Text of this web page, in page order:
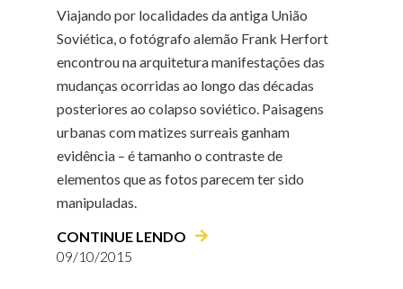
Viajando por localidades da antiga União
Soviética, o fotógrafo alemão Frank Herfort
encontrou na arquitetura manifestações das
mudanças ocorridas ao longo das décadas
posteriores ao colapso soviético. Paisagens
urbanas com matizes surreais ganham
evidência – é tamanho o contraste de
elementos que as fotos parecem ter sido
manipuladas.
09/10/2015
CONTINUE LENDO